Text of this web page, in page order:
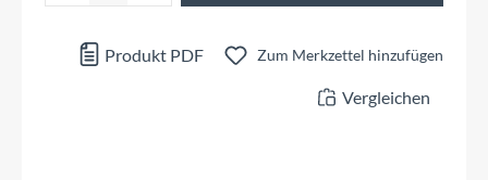
Produkt PDF Zum Merkzettel hinzufügen
Vergleichen